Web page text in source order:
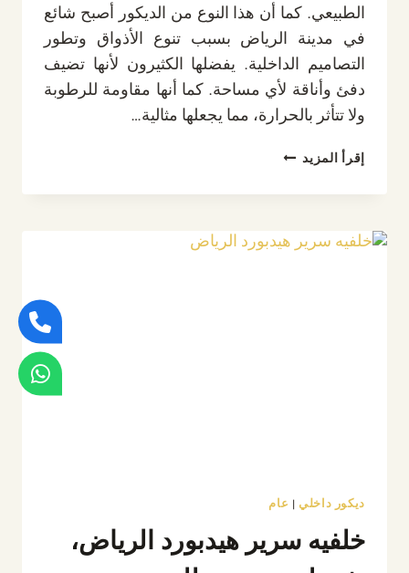
الطبيعي. كما أن هذا النوع من الديكور أصبح شائع
في مدينة الرياض بسبب تنوع الأذواق وتطور
التصاميم الداخلية. يفضلها الكثيرون لأنها تضيف
دفئ وأناقة لأي مساحة. كما أنها مقاومة للرطوبة
ولا تتأثر بالحرارة، مما يجعلها مثالية…
إقرأ المزيد تكسيات
الخشب
حول
ديكور داخلي عام
خلفيه سرير هيدبورد الرياض،